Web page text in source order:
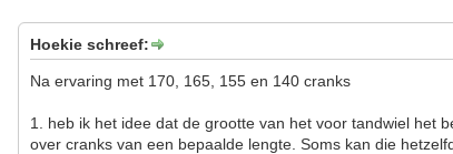
Hoekie schreef:
Na ervaring met 170, 165, 155 en 140 cranks
1. heb ik het idee dat de grootte van het voor tandwiel het
over cranks van een bepaalde lengte. Soms kan die